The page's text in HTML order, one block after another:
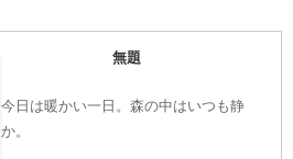
無題
今日は暖かい一日。森の中はいつも静
か。